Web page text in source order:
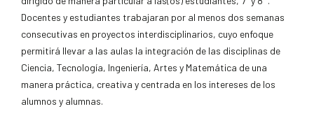
Docentes y estudiantes trabajaran por al menos dos semanas
consecutivas en proyectos interdisciplinarios, cuyo enfoque
permitirá llevar a las aulas la integración de las disciplinas de
Ciencia, Tecnología, Ingeniería, Artes y Matemática de una
manera práctica, creativa y centrada en los intereses de los
alumnos y alumnas.